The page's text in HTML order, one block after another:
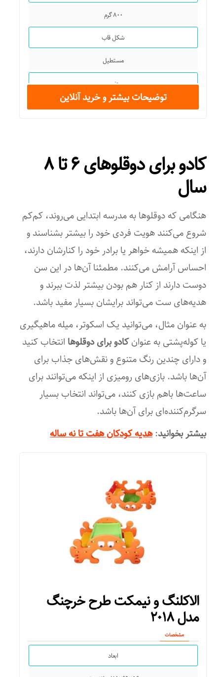
۸۰۰ گرم
شکل قاب
مستطیل
جنس
مناسب برای عکس‌هایی با سایز
سایز عکس‌ها
توضیحات بیشتر و خرید آنلاین
کادو برای دوقلوهای ۶ تا ۸
سال
هنگامی که دوقلوها به مدرسه ابتدایی می‌روند، کم‌کم
شروع می‌کنند هویت فردی خود را بیشتر بشناسند و
از اینکه همیشه خواهر یا برادر خود را کنارشان دارند،
احساس آرامش می‌کنند. مطمئنا آن‌ها در این سن
دوست دارند از کنار هم بودن بیشتر لذت ببرند و
هدیه‌های ست می‌تواند برایشان بسیار مفید باشد.
به عنوان مثال، می‌توانید یک اسکوتر، میله ماهیگیری
یا کوله‌پشتی به عنوانکادو برای دوقلوهاانتخاب کنید
و دارای چندین رنگ متنوع و نقش‌های جذاب برای
آن‌ها باشد. بازی‌های رومیزی از اینکه می‌توانند برای
ساعت‌ها باهم بازی کنند، می‌تواند انتخاب بسیار
سرگرم‌کننده‌ای برای آن‌ها باشد.
بیشتر بخوانید: هدیه کودکان هفت تا نه ساله
الاکلنگ و نیمکت طرح خرچنگ
مدل ۲۰۱۸
مشخصات
ابعاد